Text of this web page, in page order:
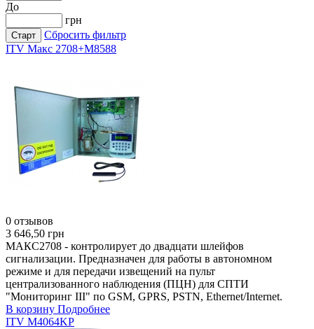
До
грн
Сбросить фильтр
ITV Макс 2708+М8588
0 отзывов
3 646,50 грн
МАКС2708 - контролирует до двадцати шлейфов
сигнализации. Предназначен для работы в автономном
режиме и для передачи извещений на пульт
централизованного наблюдения (ПЦН) для СПТИ
"Мониторинг III" по GSM, GPRS, PSTN, Ethernet/Internet.
В корзину Подробнее
ITV М4064KР